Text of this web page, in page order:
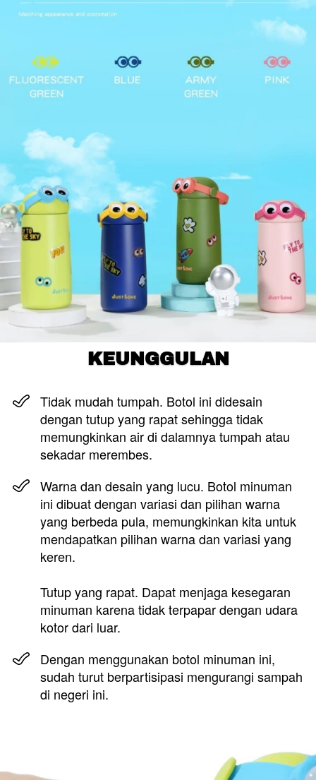
KEUNGGULAN
Tidak mudah tumpah. Botol ini didesain
dengan tutup yang rapat sehingga tidak
memungkinkan air di dalamnya tumpah atau
sekadar merembes.
Warna dan desain yang lucu. Botol minuman
ini dibuat dengan variasi dan pilihan warna
yang berbeda pula, memungkinkan kita untuk
mendapatkan pilihan warna dan variasi yang
keren.
Tutup yang rapat. Dapat menjaga kesegaran
minuman karena tidak terpapar dengan udara
kotor dari luar.
Dengan menggunakan botol minuman ini,
sudah turut berpartisipasi mengurangi sampah
di negeri ini.